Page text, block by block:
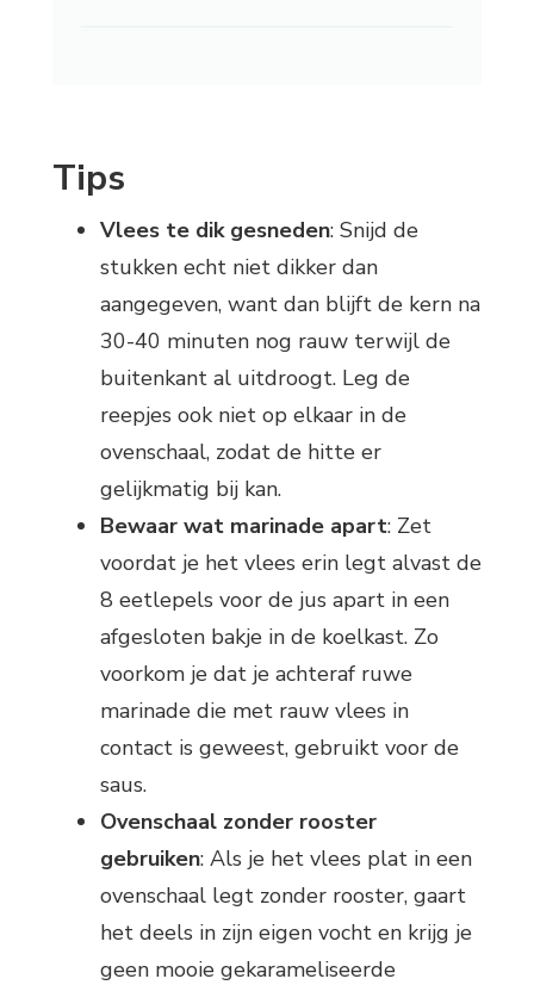
Tips
Vlees te dik gesneden: Snijd de
stukken echt niet dikker dan
aangegeven, want dan blijft de kern na
30-40 minuten nog rauw terwijl de
buitenkant al uitdroogt. Leg de
reepjes ook niet op elkaar in de
ovenschaal, zodat de hitte er
gelijkmatig bij kan.
Bewaar wat marinade apart: Zet
voordat je het vlees erin legt alvast de
8 eetlepels voor de jus apart in een
afgesloten bakje in de koelkast. Zo
voorkom je dat je achteraf ruwe
marinade die met rauw vlees in
contact is geweest, gebruikt voor de
saus.
Ovenschaal zonder rooster
gebruiken: Als je het vlees plat in een
ovenschaal legt zonder rooster, gaart
het deels in zijn eigen vocht en krijg je
geen mooie gekarameliseerde